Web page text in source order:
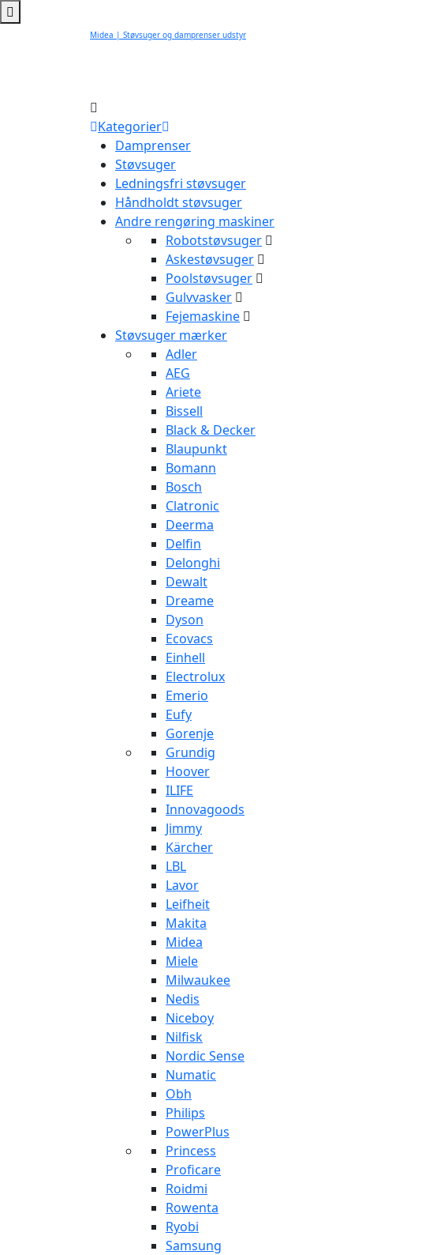
Midea | Støvsuger og damprenser udstyr
Kategorier
Damprenser
Støvsuger
Ledningsfri støvsuger
Håndholdt støvsuger
Andre rengøring maskiner
Robotstøvsuger
Askestøvsuger
Poolstøvsuger
Gulvvasker
Fejemaskine
Støvsuger mærker
Adler
AEG
Ariete
Bissell
Black & Decker
Blaupunkt
Bomann
Bosch
Clatronic
Deerma
Delfin
Delonghi
Dewalt
Dreame
Dyson
Ecovacs
Einhell
Electrolux
Emerio
Eufy
Gorenje
Grundig
Hoover
ILIFE
Innovagoods
Jimmy
Kärcher
LBL
Lavor
Leifheit
Makita
Midea
Miele
Milwaukee
Nedis
Niceboy
Nilfisk
Nordic Sense
Numatic
Obh
Philips
PowerPlus
Princess
Proficare
Roidmi
Rowenta
Ryobi
Samsung